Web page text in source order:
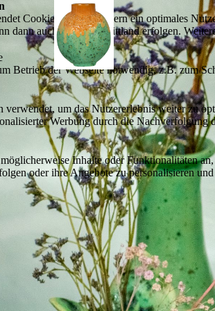
Cookies, um Besuchern ein optimales
dann auch in einem Drittland erfolgen.
Betrieb der Webseite notwendig, z.B. zum
verwendet, um das Nutzererlebnis weiter zu
Werbung durch die Nachverfolgung
Inhalte oder Funktionalitäten
oder ihre Angebote zu personalisieren